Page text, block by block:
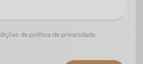
de política de privacidade.